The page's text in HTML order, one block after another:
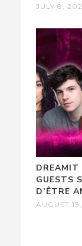
JULY 8,
DREAMIT
GUESTS
D’ÊTRE
AUGUST